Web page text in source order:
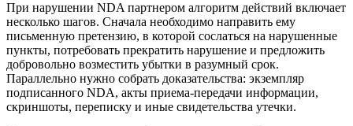
При нарушении NDA партнером алгоритм действий включает
несколько шагов. Сначала необходимо направить ему
письменную претензию, в которой сослаться на нарушенные
пункты, потребовать прекратить нарушение и предложить
добровольно возместить убытки в разумный срок.
Параллельно нужно собрать доказательства: экземпляр
подписанного NDA, акты приема-передачи информации,
скриншоты, переписку и иные свидетельства утечки.